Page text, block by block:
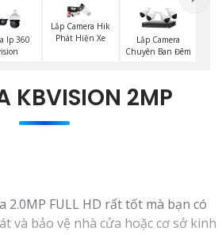
Ip 360
Lắp Camera Hik
Phát Hiện Xe
Lắp Camera
Chuyên Ban Đêm
KBVISION 2MP
2.0MP FULL HD rất tốt mà bạn có
và bảo vệ nhà cửa hoặc cơ sở kinh